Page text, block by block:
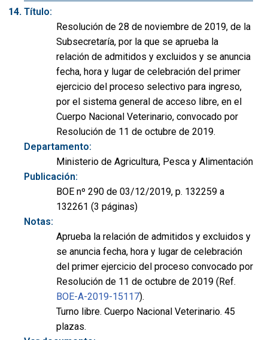
Título:
Resolución de 28 de noviembre de 2019, de la
Subsecretaría, por la que se aprueba la
relación de admitidos y excluidos y se anuncia
fecha, hora y lugar de celebración del primer
ejercicio del proceso selectivo para ingreso,
por el sistema general de acceso libre, en el
Cuerpo Nacional Veterinario, convocado por
Resolución de 11 de octubre de 2019.
Departamento:
Ministerio de Agricultura, Pesca y Alimentación
Publicación:
BOE nº 290 de 03/12/2019, p. 132259 a
132261 (3 páginas)
Notas:
Aprueba la relación de admitidos y excluidos y
se anuncia fecha, hora y lugar de celebración
del primer ejercicio del proceso convocado por
Resolución de 11 de octubre de 2019 (Ref.
BOE-A-2019-15117).
Turno libre. Cuerpo Nacional Veterinario. 45
plazas.